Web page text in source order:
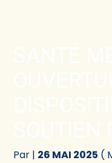
Audit
Par | 26 MAI 2025 (